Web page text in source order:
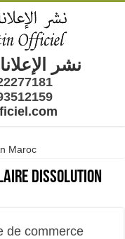
نشر
Maroc
dissolution
de commerce